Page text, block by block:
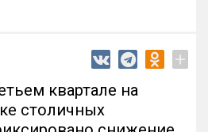
+
квартале на
столичных